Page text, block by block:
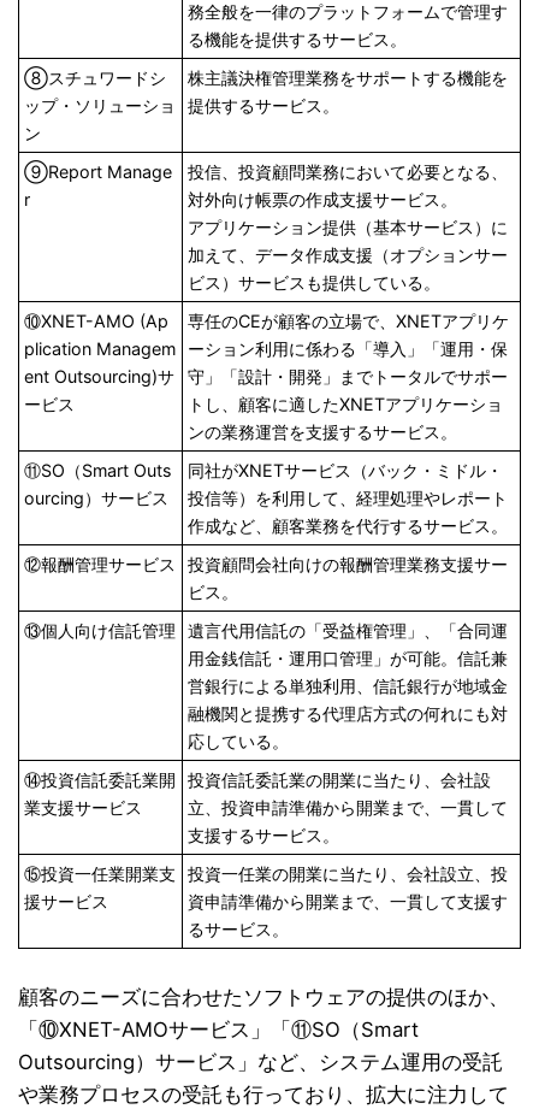
務全般を一律のプラットフォームで管理す
る機能を提供するサービス。
⑧スチュワードシ
ップ・ソリューショ
ン
株主議決権管理業務をサポートする機能を
提供するサービス。
⑨Report Manage
r
投信、投資顧問業務において必要となる、
対外向け帳票の作成支援サービス。
アプリケーション提供（基本サービス）に
加えて、データ作成支援（オプションサー
ビス）サービスも提供している。
⑩XNET-AMO (Ap
plication Managem
ent Outsourcing)サ
ービス
専任のCEが顧客の立場で、XNETアプリケ
ーション利用に係わる「導入」「運用・保
守」「設計・開発」までトータルでサポー
トし、顧客に適したXNETアプリケーショ
ンの業務運営を支援するサービス。
⑪SO（Smart Outs
ourcing）サービス
同社がXNETサービス（バック・ミドル・
投信等）を利用して、経理処理やレポート
作成など、顧客業務を代行するサービス。
⑫報酬管理サービス
投資顧問会社向けの報酬管理業務支援サー
ビス。
⑬個人向け信託管理
遺言代用信託の「受益権管理」、「合同運
用金銭信託・運用口管理」が可能。信託兼
営銀行による単独利用、信託銀行が地域金
融機関と提携する代理店方式の何れにも対
応している。
⑭投資信託委託業開
業支援サービス
投資信託委託業の開業に当たり、会社設
立、投資申請準備から開業まで、一貫して
支援するサービス。
⑮投資一任業開業支
援サービス
投資一任業の開業に当たり、会社設立、投
資申請準備から開業まで、一貫して支援す
るサービス。
顧客のニーズに合わせたソフトウェアの提供のほか、
「⑩XNET-AMOサービス」「⑪SO（Smart
Outsourcing）サービス」など、システム運用の受託
や業務プロセスの受託も行っており、拡大に注力して